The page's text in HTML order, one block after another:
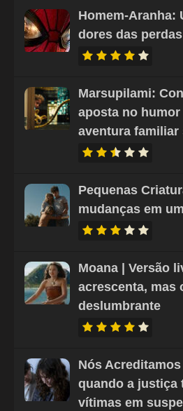
Homem-Aranha:
dores das
Marsupilami:
aposta no
aventura
Pequenas
mudanças em
Moana | Versão
acrescenta, mas
deslumbrante
Nós
quando a justiça
vítimas em